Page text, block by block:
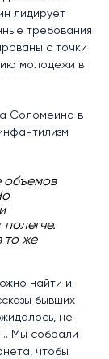
лидирует
требования
с точки
молодежи в
Соломеина в
объемов
полегче.
то же
найти и
бывших
не
Мы собрали
чтобы